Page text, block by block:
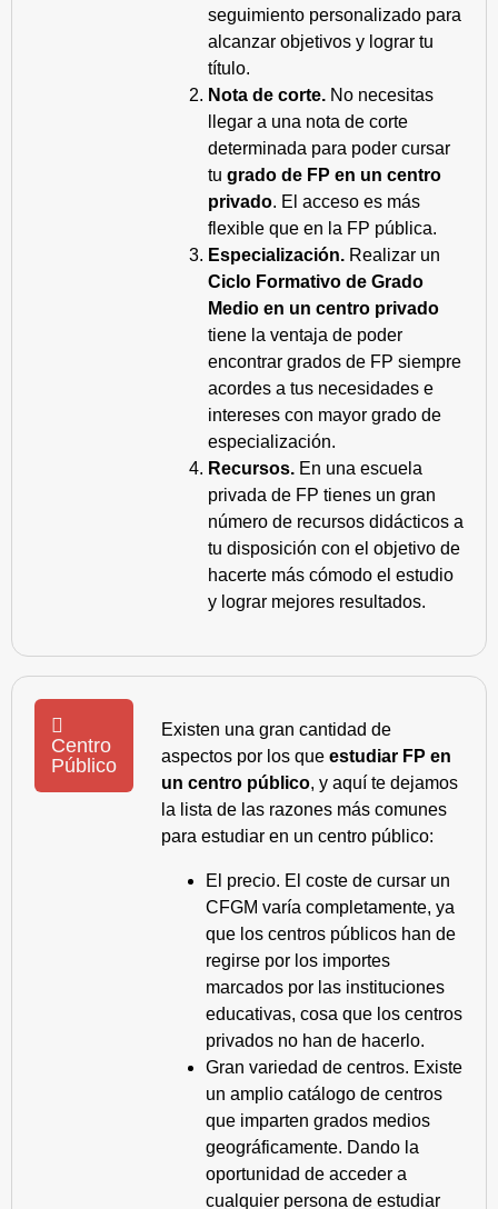
seguimiento personalizado para
alcanzar objetivos y lograr tu
título.
Nota de corte. No necesitas
llegar a una nota de corte
determinada para poder cursar
tu grado de FP en un centro
privado. El acceso es más
flexible que en la FP pública.
Especialización. Realizar un
Ciclo Formativo de Grado
Medio en un centro privado
tiene la ventaja de poder
encontrar grados de FP siempre
acordes a tus necesidades e
intereses con mayor grado de
especialización.
Recursos. En una escuela
privada de FP tienes un gran
número de recursos didácticos a
tu disposición con el objetivo de
hacerte más cómodo el estudio
y lograr mejores resultados.
Centro
Público
Existen una gran cantidad de
aspectos por los que estudiar FP en
un centro público, y aquí te dejamos
la lista de las razones más comunes
para estudiar en un centro público:
El precio. El coste de cursar un
CFGM varía completamente, ya
que los centros públicos han de
regirse por los importes
marcados por las instituciones
educativas, cosa que los centros
privados no han de hacerlo.
Gran variedad de centros. Existe
un amplio catálogo de centros
que imparten grados medios
geográficamente. Dando la
oportunidad de acceder a
cualquier persona de estudiar